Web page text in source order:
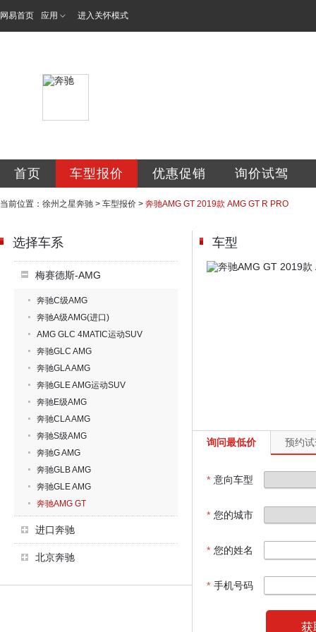
网易首页 应用 进入关怀模式
首页 车型报价 优惠促销 询价试驾
当前位置： 徐州之星奔驰 > 车型报价 > 奔驰AMG GT 2019款 AMG GT R PRO
选择车系
梅赛德斯-AMG
奔驰C级AMG
奔驰A级AMG(进口)
AMG GLC 4MATIC运动SUV
奔驰GLC AMG
奔驰GLA AMG
奔驰GLE AMG运动SUV
奔驰E级AMG
奔驰CLA AMG
奔驰S级AMG
奔驰G AMG
奔驰GLB AMG
奔驰GLE AMG
奔驰AMG GT
进口奔驰
北京奔驰
车型
询问最低价 预约
* 意向车型
* 您的城市
* 您的姓名
* 手机号码
获